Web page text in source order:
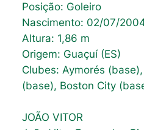
Posição: Goleiro
Nascimento: 02/07/
Altura: 1,86 m
Origem: Guaçuí (ES)
Clubes: Aymorés
(base), Boston City
JOÃO VITOR